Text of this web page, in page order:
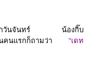
เช้าวันจันทร์ น้องกิ๊บ
นแรกก็ถามว่า "เดท